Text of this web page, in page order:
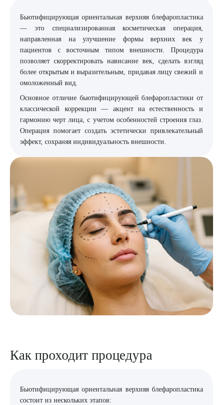
8 (863) 309-05-06
ЗАКАЗАТЬ ЗВОНОК
ЗАПИСЬ ОНЛАЙН
Бьютифицирующая ориентальная верхняя блефаропластика
— это специализированная косметическая операция,
направленная на улучшение формы верхних век у
пациентов с восточным типом внешности. Процедура
позволяет скорректировать нависание век, сделать взгляд
более открытым и выразительным, придавая лицу свежий и
омоложенный вид.
Основное отличие бьютифицирующей блефаропластики от
классической коррекции — акцент на естественность и
гармонию черт лица, с учетом особенностей строения глаз.
Операция помогает создать эстетически привлекательный
эффект, сохраняя индивидуальность внешности.
Как проходит процедура
Бьютифицирующая ориентальная верхняя блефаропластика
состоит из нескольких этапов: